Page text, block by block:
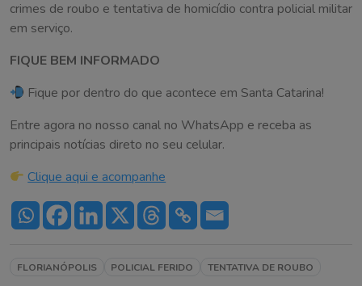
crimes de roubo e tentativa de homicídio contra policial militar
em serviço.
FIQUE BEM INFORMADO
Fique por dentro do que acontece em Santa Catarina!
Entre agora no nosso canal no WhatsApp e receba as
principais notícias direto no seu celular.
Clique aqui e acompanhe
FLORIANÓPOLIS POLICIAL FERIDO TENTATIVA DE ROUBO